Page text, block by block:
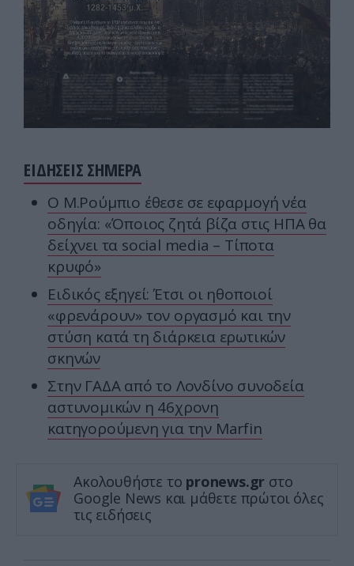
ΕΙΔΗΣΕΙΣ ΣΗΜΕΡΑ
Ο Μ.Ρούμπιο έθεσε σε εφαρμογή νέα
οδηγία: «Όποιος ζητά βίζα στις ΗΠΑ θα
δείχνει τα social media – Τίποτα
κρυφό»
Ειδικός εξηγεί: Έτσι οι ηθοποιοί
«φρενάρουν» τον οργασμό και την
στύση κατά τη διάρκεια ερωτικών
σκηνών
Στην ΓΑΔΑ από το Λονδίνο συνοδεία
αστυνομικών η 46χρονη
κατηγορούμενη για την Marfin
Ακολουθήστε το pronews.gr στο
Google News και μάθετε πρώτοι όλες
τις ειδήσεις